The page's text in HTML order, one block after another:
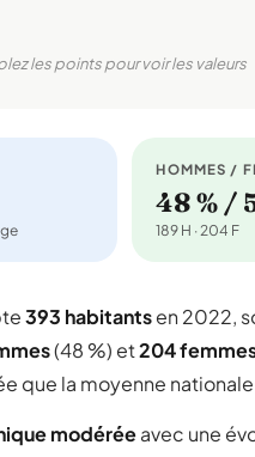
les points pour voir les valeurs
HOMMES /
48 % /
189 H · 204 F
393 habitantsen 2022,
(48 %) et204
que la moyenne nationale
modéréeavec une